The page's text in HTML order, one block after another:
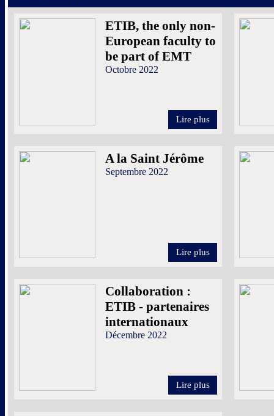
ETIB, the only non-
European faculty to
be part of EMT
Octobre 2022
Lire plus
A la Saint Jérôme
Septembre 2022
Lire plus
Collaboration :
ETIB - partenaires
internationaux
Décembre 2022
Lire plus